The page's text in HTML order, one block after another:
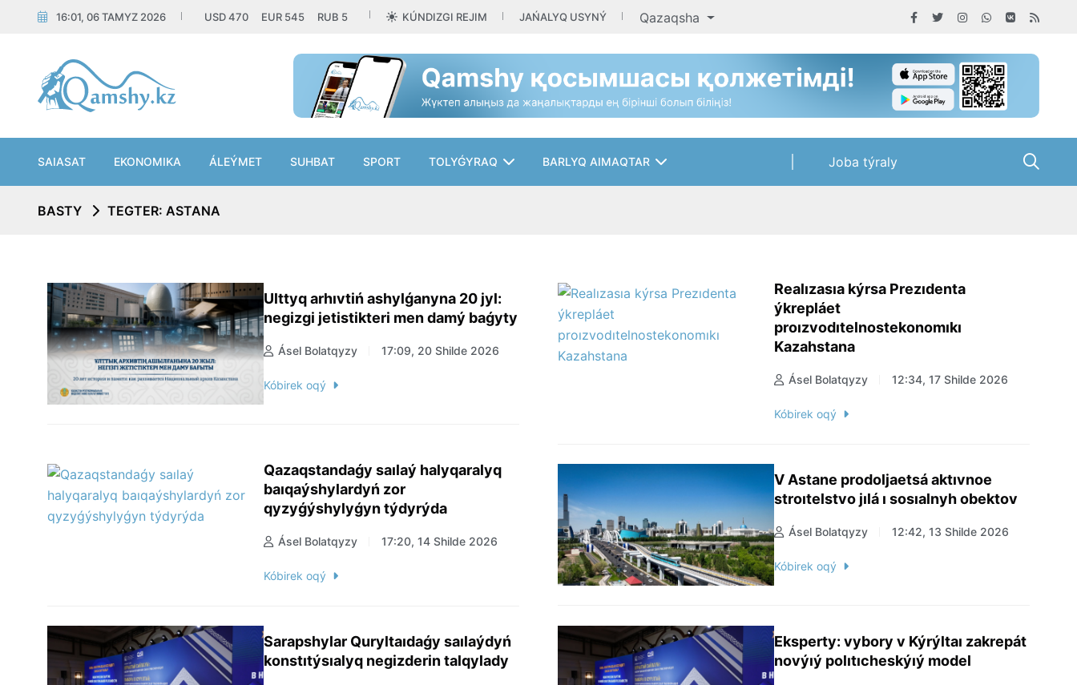
16:01, 06 TAMYZ 2026 USD470 EUR 545 RUB 5 KÚNDIZGI REJIM JAŃALYQ USYNÝ Qazaqsha
SAIASAT EKONOMIKA ÁLEÝMET SUHBAT SPORT TOLYǴYRAQ BARLYQ AIMAQTAR Joba týraly
BASTY TEGTER: ASTANA
Ulttyq arhıvtiń ashylǵanyna 20 jyl:
negizgi jetistikteri men damý baǵyty
Ásel Bolatqyzy 17:09, 20 Shilde 2026
Kóbirek oqý
Realızasıa kýrsa Prezıdenta
ýkrepláet
proızvodıtelnostekonomıkı
Kazahstana
Ásel Bolatqyzy 12:34, 17 Shilde 2026
Kóbirek oqý
Qazaqstandaǵy saılaý halyqaralyq
baıqaýshylardyń zor
qyzyǵýshylyǵyn týdyrýda
Ásel Bolatqyzy 17:20, 14 Shilde 2026
Kóbirek oqý
V Astane prodoljaetsá aktıvnoe
stroıtelstvo jılá ı sosıalnyh obektov
Ásel Bolatqyzy 12:42, 13 Shilde 2026
Kóbirek oqý
Sarapshylar Quryltaıdaǵy saılaýdyń
konstıtýsıalyq negizderin talqylady
Eksperty: vybory v Kýrýltaı zakrepát
novýıý polıtıcheskýıý model